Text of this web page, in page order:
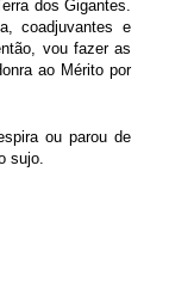
dos Gigantes.
coadjuvantes e
vou fazer as
ao Mérito por
ou parou de
sujo.